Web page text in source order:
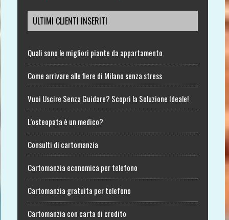
ULTIMI CLIENTI INSERITI
Quali sono le migliori piante da appartamento
Come arrivare alle fiere di Milano senza stress
Vuoi Uscire Senza Guidare? Scopri la Soluzione Ideale!
L’osteopata è un medico?
Consulti di cartomanzia
Cartomanzia economica per telefono
Cartomanzia gratuita per telefono
Cartomanzia con carta di credito